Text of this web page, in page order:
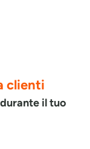
clienti
il tuo